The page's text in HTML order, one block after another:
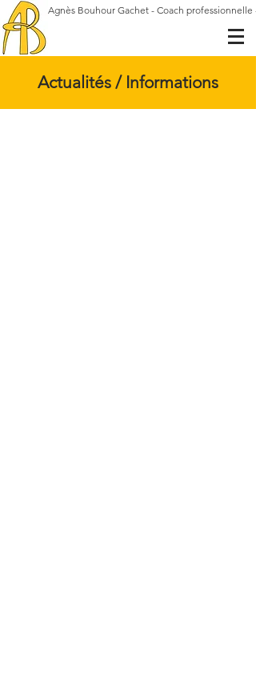
Agnès Bouhour Gachet - Coach professionnelle
Actualités / Informations